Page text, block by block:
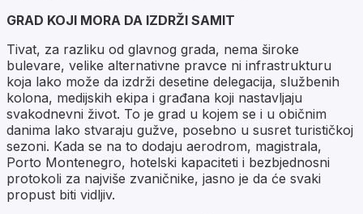
GRAD KOJI MORA DA IZDRŽI SAMIT
Tivat, za razliku od glavnog grada, nema široke
bulevare, velike alternativne pravce ni infrastrukturu
koja lako može da izdrži desetine delegacija, službenih
kolona, medijskih ekipa i građana koji nastavljaju
svakodnevni život. To je grad u kojem se i u običnim
danima lako stvaraju gužve, posebno u susret turističkoj
sezoni. Kada se na to dodaju aerodrom, magistrala,
Porto Montenegro, hotelski kapaciteti i bezbjednosni
protokoli za najviše zvaničnike, jasno je da će svaki
propust biti vidljiv.